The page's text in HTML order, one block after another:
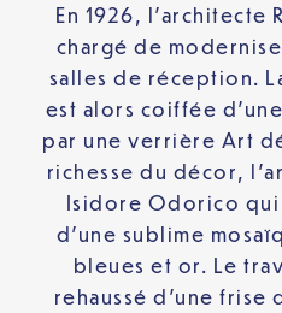
En 1926, l’architecte
chargé de
salles de réception.
est alors coiffée
par une verrière Art
richesse du décor,
Isidore Odorico qui
d’une sublime
bleues et or. Le
rehaussé d’une frise